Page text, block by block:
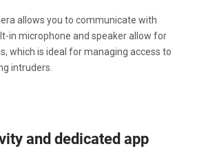
allows you to communicate with
in microphone and speaker allow for
which is ideal for managing access to
intruders.
and dedicated app